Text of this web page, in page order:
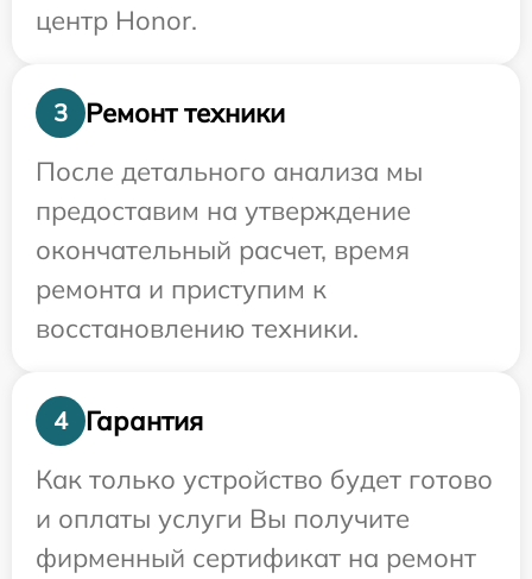
центр Honor.
3
Ремонт техники
После детального анализа мы
предоставим на утверждение
окончательный расчет, время
ремонта и приступим к
восстановлению техники.
4
Гарантия
Как только устройство будет готово
и оплаты услуги Вы получите
фирменный сертификат на ремонт